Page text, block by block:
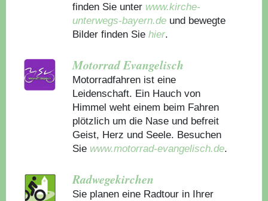
finden Sie unter www.kirche-
unterwegs-bayern.de und bewegte
Bilder finden Sie hier.
Motorrad Evangelisch
Motorradfahren ist eine
Leidenschaft. Ein Hauch von
Himmel weht einem beim Fahren
plötzlich um die Nase und befreit
Geist, Herz und Seele. Besuchen
Sie www.motorrad-evangelisch.de.
Radwegekirchen
Sie planen eine Radtour in Ihrer